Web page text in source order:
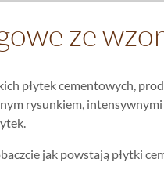
ze
płytek cementowych,
rysunkiem,
jak powstają płytki